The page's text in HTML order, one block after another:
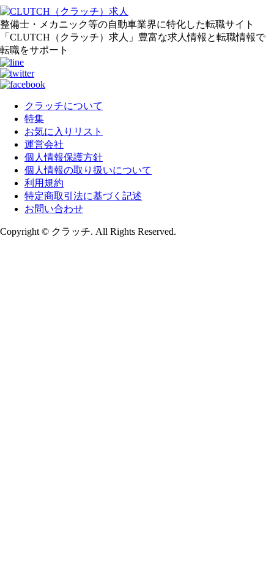
整備士・メカニック等の自動車業界に特化した転職サイト
「CLUTCH（クラッチ）求人」豊富な求人情報と転職情報で
転職をサポート
クラッチについて
特集
お気に入りリスト
運営会社
個人情報保護方針
個人情報の取り扱いについて
利用規約
特定商取引法に基づく記述
お問い合わせ
Copyright © クラッチ. All Rights Reserved.